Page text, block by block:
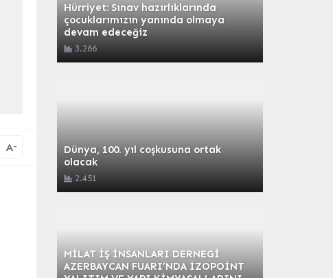
A-
Hürriyet: Sınav hazırlıklarında
çocuklarımızın yanında olmaya
devam edeceğiz
3.266
Dünya, 100. yıl coşkusuna ortak
olacak
2.451
MİLAT İŞ İNSANLARI DERNEGİ
AZERBAYCAN FUARI’NDA İZOPOİNT